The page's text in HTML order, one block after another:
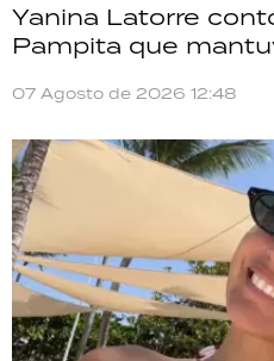
Yanina Latorre
Pampita que
07 Agosto de 2026 12:48